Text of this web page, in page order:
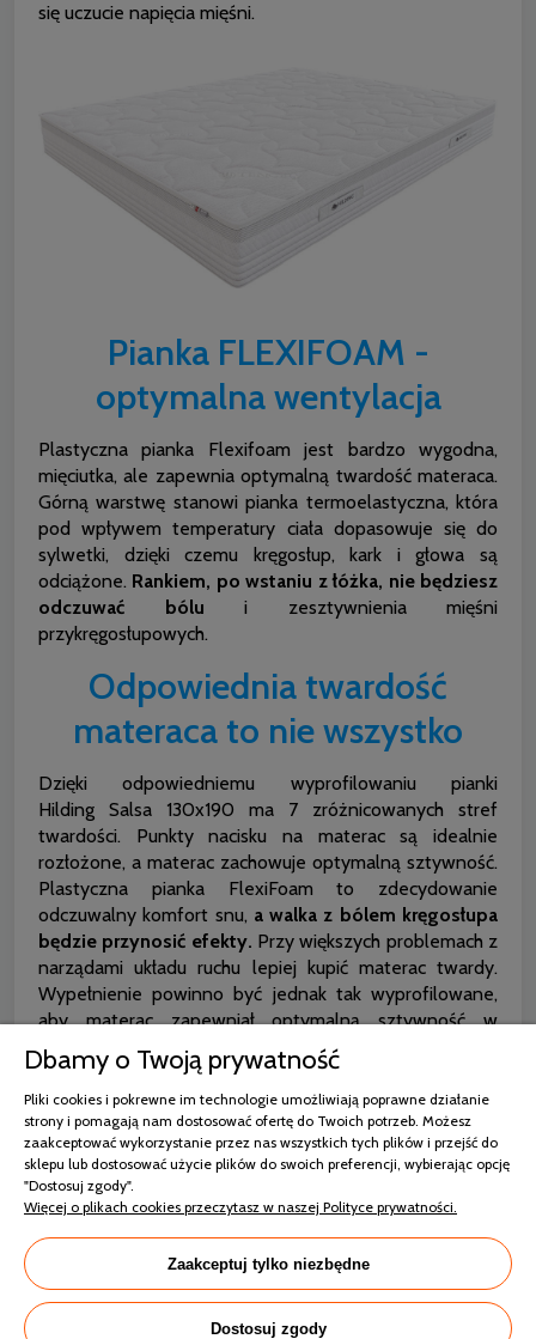
się uczucie napięcia mięśni.
Pianka FLEXIFOAM -
optymalna wentylacja
Plastyczna pianka Flexifoam jest bardzo wygodna,
mięciutka, ale zapewnia optymalną twardość materaca.
Górną warstwę stanowi pianka termoelastyczna, która
pod wpływem temperatury ciała dopasowuje się do
sylwetki, dzięki czemu kręgosłup, kark i głowa są
odciążone. Rankiem, po wstaniu z łóżka, nie będziesz
odczuwać bólu i zesztywnienia mięśni
przykręgosłupowych.
Odpowiednia twardość
materaca to nie wszystko
Dzięki odpowiedniemu wyprofilowaniu pianki
Hilding Salsa 130x190 ma 7 zróżnicowanych stref
twardości. Punkty nacisku na materac są idealnie
rozłożone, a materac zachowuje optymalną sztywność.
Plastyczna pianka FlexiFoam to zdecydowanie
odczuwalny komfort snu, a walka z bólem kręgosłupa
będzie przynosić efekty. Przy większych problemach z
narządami układu ruchu lepiej kupić materac twardy.
Wypełnienie powinno być jednak tak wyprofilowane,
aby materac zapewniał optymalną sztywność w
każdym miejscu nacisku.
Odpowiedni poziom
wilgotności materaca
Hilding 130x190 piankowy jest wyjątkowo czuły dla
skóry śpiącej osoby. Uzyskał status wyrobu
medycznego, dlatego jakość odpoczynku jest na
Dbamy o Twoją prywatność
Pliki cookies i pokrewne im technologie umożliwiają poprawne działanie
strony i pomagają nam dostosować ofertę do Twoich potrzeb. Możesz
zaakceptować wykorzystanie przez nas wszystkich tych plików i przejść do
sklepu lub dostosować użycie plików do swoich preferencji, wybierając opcję
"Dostosuj zgody".
Więcej o plikach cookies przeczytasz w naszej Polityce prywatności.
Zaakceptuj tylko niezbędne
Dostosuj zgody